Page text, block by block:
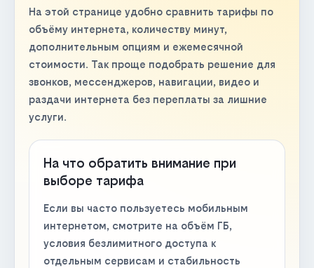
На этой странице удобно сравнить тарифы по
объёму интернета, количеству минут,
дополнительным опциям и ежемесячной
стоимости. Так проще подобрать решение для
звонков, мессенджеров, навигации, видео и
раздачи интернета без переплаты за лишние
услуги.
На что обратить внимание при
выборе тарифа
Если вы часто пользуетесь мобильным
интернетом, смотрите на объём ГБ,
условия безлимитного доступа к
отдельным сервисам и стабильность